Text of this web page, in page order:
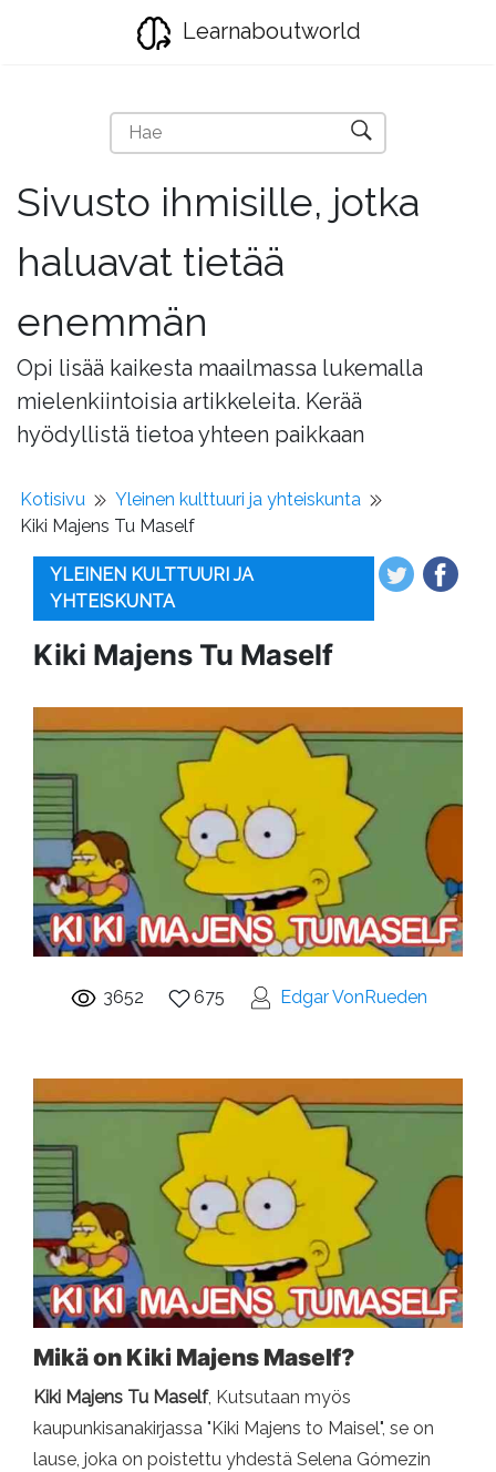
Learnaboutworld
Sivusto ihmisille, jotka
haluavat tietää
enemmän
Opi lisää kaikesta maailmassa lukemalla
mielenkiintoisia artikkeleita. Kerää
hyödyllistä tietoa yhteen paikkaan
Kotisivu
Yleinen kulttuuri ja yhteiskunta
Kiki Majens Tu Maself
YLEINEN KULTTUURI JA
YHTEISKUNTA
Kiki Majens Tu Maself
3652 675 Edgar VonRueden
Mikä on Kiki Majens Maself?
Kiki Majens Tu Maself, Kutsutaan myös
kaupunkisanakirjassa "Kiki Majens to Maisel", se on
lause, joka on poistettu yhdestä Selena Gómezin